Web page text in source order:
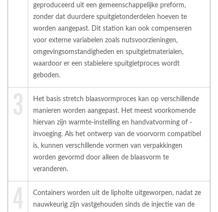
geproduceerd uit een gemeenschappelijke preform,
zonder dat duurdere spuitgietonderdelen hoeven te
worden aangepast. Dit station kan ook compenseren
voor externe variabelen zoals nutsvoorzieningen,
omgevingsomstandigheden en spuitgietmaterialen,
waardoor er een stabielere spuitgietproces wordt
geboden.
Het basis stretch blaasvormproces kan op verschillende
manieren worden aangepast. Het meest voorkomende
hiervan zijn warmte-instelling en handvatvorming of -
invoeging. Als het ontwerp van de voorvorm compatibel
is, kunnen verschillende vormen van verpakkingen
worden gevormd door alleen de blaasvorm te
veranderen.
Containers worden uit de lipholte uitgeworpen, nadat ze
nauwkeurig zijn vastgehouden sinds de injectie van de